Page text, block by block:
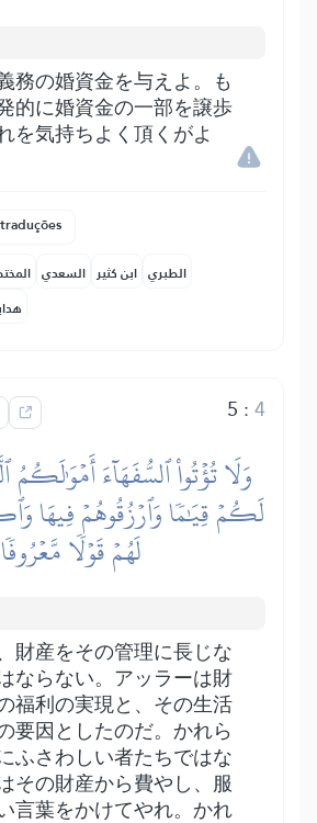
務の婚資金を与えよ。も
的に婚資金の一部を譲歩
を気持ちよく頂くがよ
السعدي ابن كثير الطبري
5 :4
وَلَا تُؤۡتُواْ ٱلسُّفَهَآءَ أَمۡوَٰلَكُمُ
لَكُمۡ قِيَٰمٗا وَٱرۡزُقُوهُمۡ فِيهَا
لَهُمۡ قَوۡلٗا مَّعۡرُوفٗا
財産をその管理に長じな
ならない。アッラーは財
福利の実現と、その生活
要因としたのだ。かれら
ふさわしい者たちではな
その財産から費やし、服
言葉をかけてやれ。かれ